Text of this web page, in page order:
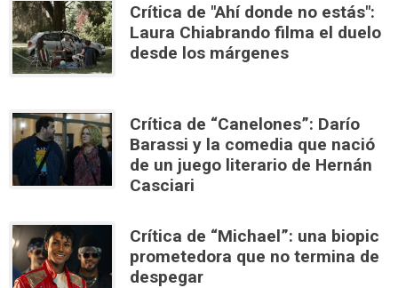
Crítica de "Ahí donde no estás":
Laura Chiabrando filma el duelo
desde los márgenes
Crítica de “Canelones”: Darío
Barassi y la comedia que nació
de un juego literario de Hernán
Casciari
Crítica de “Michael”: una biopic
prometedora que no termina de
despegar